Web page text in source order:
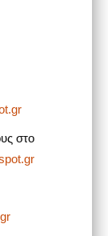
.gr
στο
.gr